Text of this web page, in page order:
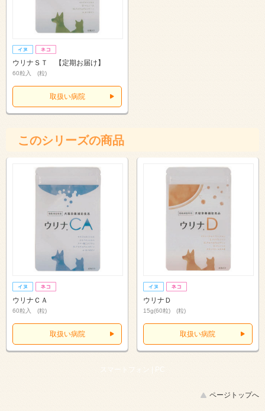
ウリナＳＴ 【定期お届け】
60粒入 (粒)
取扱い病院
このシリーズの商品
ウリナＣＡ
60粒入 (粒)
取扱い病院
ウリナＤ
15g(60粒) (粒)
取扱い病院
スマートフォン | PC
ページトップへ